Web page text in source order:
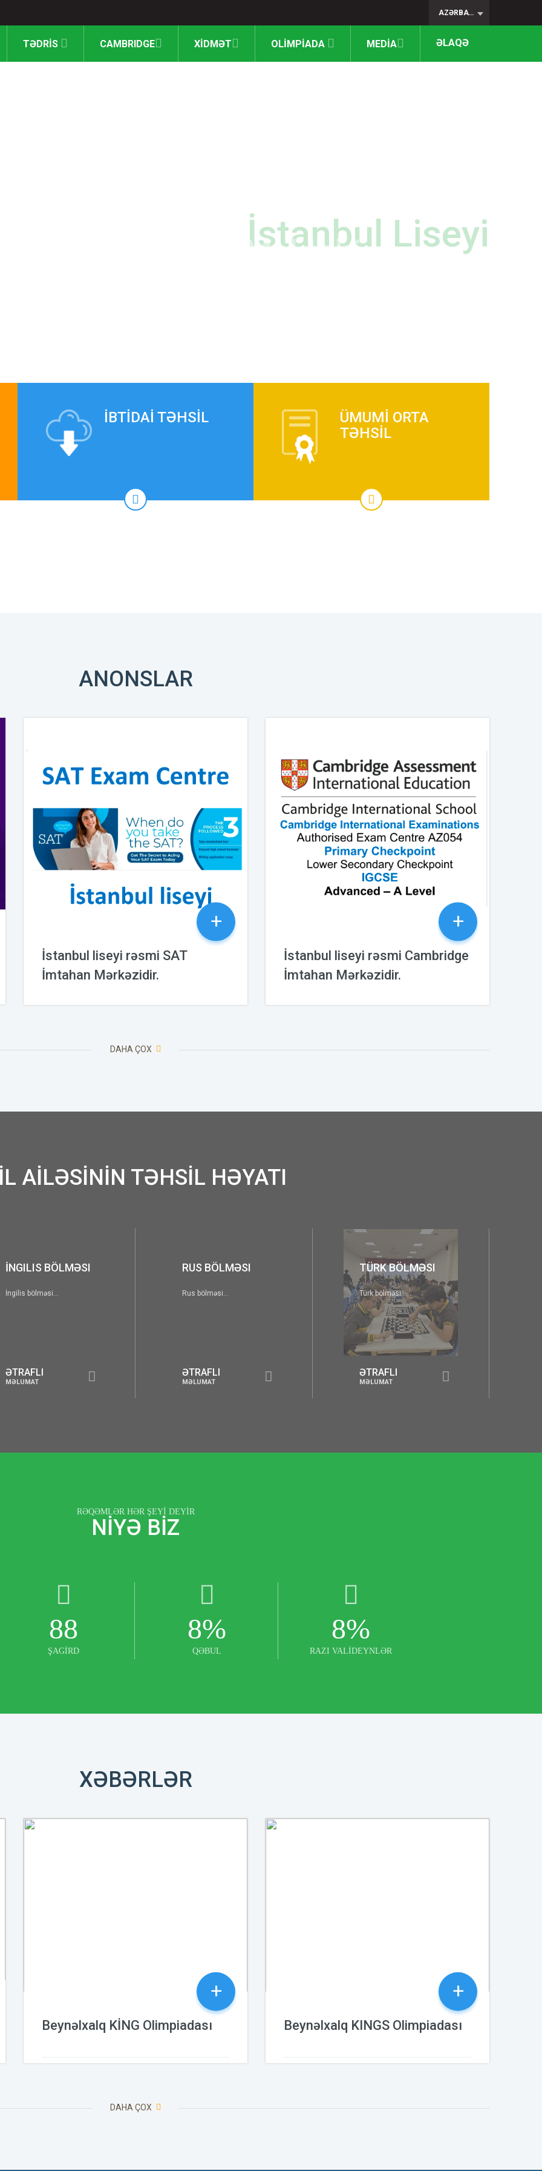
AZƏRBAYCAN
TƏDRİS CAMBRIDGE XİDMƏT OLİMPİADA MEDİA ƏLAQƏ
Cambridge Məktəbi
İBTİDAİ TƏHSİL
ÜMUMİ ORTA
TƏHSİL
ANONSLAR
+
İstanbul liseyi rəsmi SAT
İmtahan Mərkəzidir.
+
İstanbul liseyi rəsmi Cambridge
İmtahan Mərkəzidir.
DAHA ÇOX
AİLƏSİNİN TƏHSİL HƏYATI
RUS BÖLMƏSI
ƏTRAFLI
MƏLUMAT
ƏTRAFLI
MƏLUMAT
KLUBLAR
Şagirdlərin yaş səviyyələrinə və
maraqlarına uyğun klublar...
ƏTRAFLI
MƏLUMAT
RƏQƏMLƏR HƏR ŞEYİ DEYİR
NİYƏ BİZ
88
ŞAGİRD
8%
QƏBUL
8%
RAZI VALİDEYNLƏR
XƏBƏRLƏR
+
Beynəlxalq KİNG Olimpiadası
+
Beynəlxalq KINGS Olimpiadası
DAHA ÇOX